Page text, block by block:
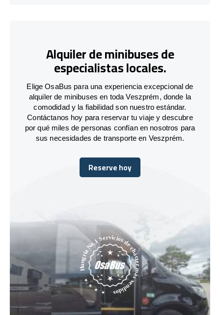
Alquiler de minibuses de
especialistas locales.
Elige OsaBus para una experiencia excepcional de
alquiler de minibuses en toda Veszprém, donde la
comodidad y la fiabilidad son nuestro estándar.
Contáctanos hoy para reservar tu viaje y descubre
por qué miles de personas confían en nosotros para
sus necesidades de transporte en Veszprém.
Reserve hoy
Reserve hoy